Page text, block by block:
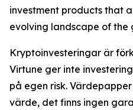
investment products that
evolving landscape of
Kryptoinvesteringar är
Virtune ger inte
på egen risk.
värde, det finns ingen